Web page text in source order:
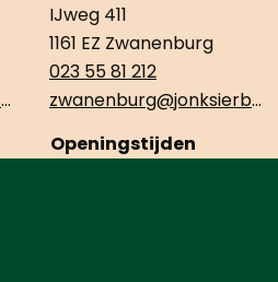
schagen@jonksierbestrating.nl
IJweg 411
1161 EZ Zwanenburg
023 55 81 212
zwanenburg@jonksierbestrating.nl
Openingstijden